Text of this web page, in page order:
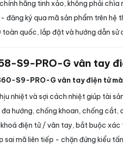
hãng tinh xảo, không phải chìa
- đăng ký qua mã sản phẩm trên hệ
toàn quốc, lắp đặt và hướng dẫn sử
S9-PRO-G vân tay
S9-PRO-G vân tay điện tử
nhiệt và sợi cách nhiệt giúp tài
hướng, chống khoan, chống cắt,
điện tử / vân tay, bắt buộc xác
sai mã liên tiếp - chặn đứng kiểu